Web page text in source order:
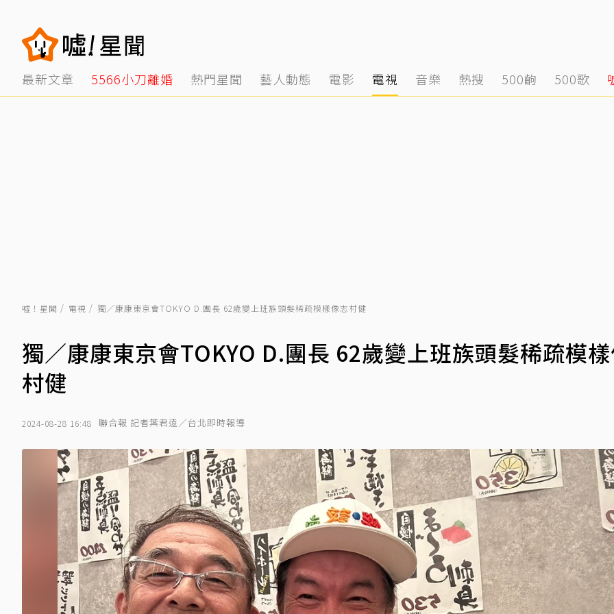
最新文章 5566小刀離婚 熱門星聞 藝人動態 電影 電視 音樂 熱搜 500齣 500歌
噓！星聞 電視 獨／康康東京會TOKYO D.團長 62歲變上班族頭髮稀疏模樣像志村健
獨／康康東京會TOKYO D.團長 62歲變上班族頭髮稀疏模
村健
2024-08-28 16:48 聯合報 記者葉君遠／台北即時報導